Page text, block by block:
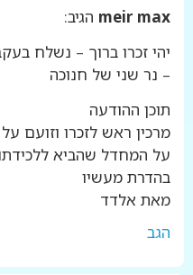
meir max הגיב:
יהי זכרו ברוך – נשלח
– נר שני של חנוכה
תוכן ההודעה
מרכין ראש לזכרו וזועם
על המחדל שהביא
בהדרת מעשיו
מאת אלדד
הגב